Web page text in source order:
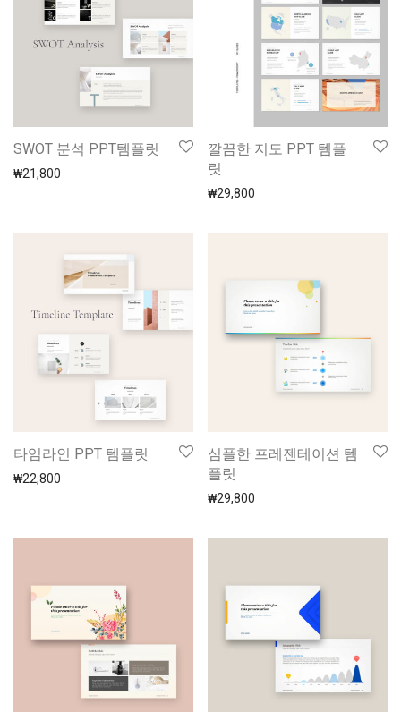
SWOT 분석 PPT템플릿
₩21,800
깔끔한 지도 PPT 템플
릿
₩29,800
타임라인 PPT 템플릿
₩22,800
심플한 프레젠테이션 템
플릿
₩29,800